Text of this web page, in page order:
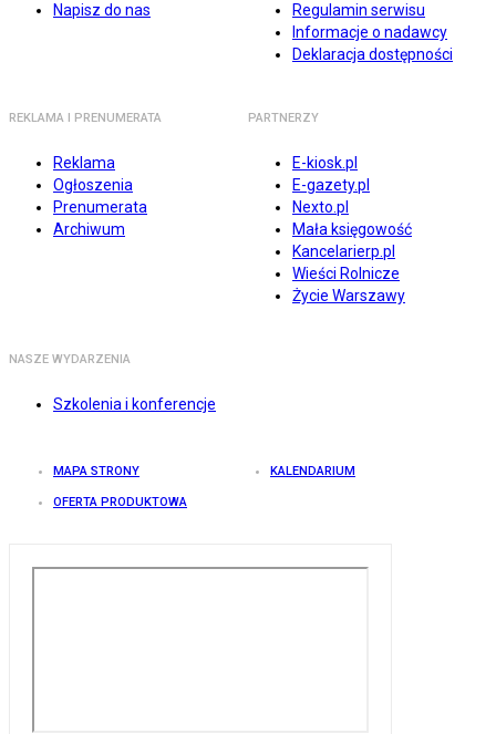
Napisz do nas
Regulamin serwisu
Informacje o nadawcy
Deklaracja dostępności
REKLAMA I PRENUMERATA
Reklama
Ogłoszenia
Prenumerata
Archiwum
PARTNERZY
E-kiosk.pl
E-gazety.pl
Nexto.pl
Mała księgowość
Kancelarierp.pl
Wieści Rolnicze
Życie Warszawy
NASZE WYDARZENIA
Szkolenia i konferencje
MAPA STRONY KALENDARIUM
OFERTA PRODUKTOWA